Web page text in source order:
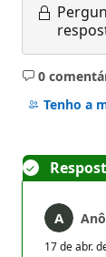
0
Sem
Tenho a
17 de abr.